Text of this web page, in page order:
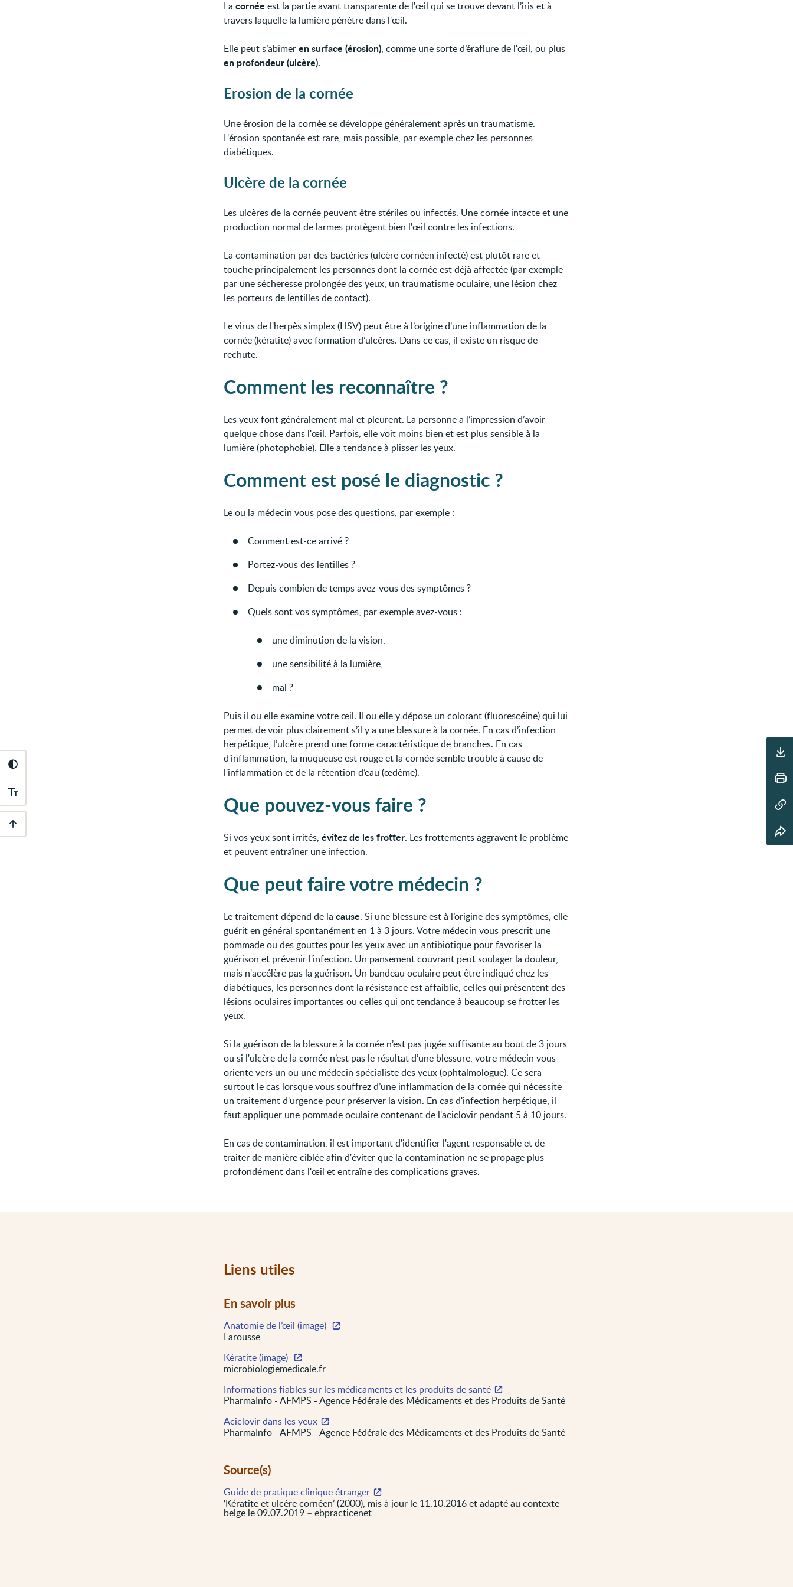
Outils
d'accessibilité
Descendre
Outils
La cornée est la partie avant transparente de l'œil qui se trouve devant l’iris et à
travers laquelle la lumière pénètre dans l'œil.
Elle peut s’abîmeren surface (érosion), comme une sorte d’éraflure de l'œil, ou plus
en profondeur (ulcère).
Erosion de la cornée
Une érosion de la cornée se développe généralement après un traumatisme.
L'érosion spontanée est rare, mais possible, par exemple chez les personnes
diabétiques.
Ulcère de la cornée
Les ulcères de la cornée peuvent être stériles ou infectés. Une cornée intacte et une
production normal de larmes protègent bien l'œil contre les infections.
La contamination par des bactéries (ulcère cornéen infecté) est plutôt rare et
touche principalement les personnes dont la cornée est déjà affectée (par exemple
par une sécheresse prolongée des yeux, un traumatisme oculaire, une lésion chez
les porteurs de lentilles de contact).
Le virus de l'herpès simplex (HSV) peut être à l’origine d’une inflammation de la
cornée (kératite) avec formation d’ulcères. Dans ce cas, il existe un risque de
rechute.
Comment les reconnaître ?
Les yeux font généralement mal et pleurent. La personne a l’impression d’avoir
quelque chose dans l'œil. Parfois, elle voit moins bien et est plus sensible à la
lumière (photophobie). Elle a tendance à plisser les yeux.
Comment est posé le diagnostic ?
Le ou la médecin vous pose des questions, par exemple :
Comment est-ce arrivé ?
Portez-vous des lentilles ?
Depuis combien de temps avez-vous des symptômes ?
Quels sont vos symptômes, par exemple avez-vous :
une diminution de la vision,
une sensibilité à la lumière,
mal ?
Puis il ou elle examine votre œil. Il ou elle y dépose un colorant (fluorescéine) qui lui
permet de voir plus clairement s’il y a une blessure à la cornée. En cas d’infection
herpétique, l’ulcère prend une forme caractéristique de branches. En cas
d'inflammation, la muqueuse est rouge et la cornée semble trouble à cause de
l'inflammation et de la rétention d’eau (œdème).
Que pouvez-vous faire ?
Si vos yeux sont irrités, évitez de les frotter. Les frottements aggravent le problème
et peuvent entraîner une infection.
Que peut faire votre médecin ?
Le traitement dépend de la cause. Si une blessure est à l’origine des symptômes, elle
guérit en général spontanément en 1 à 3 jours. Votre médecin vous prescrit une
pommade ou des gouttes pour les yeux avec un antibiotique pour favoriser la
guérison et prévenir l'infection. Un pansement couvrant peut soulager la douleur,
mais n'accélère pas la guérison. Un bandeau oculaire peut être indiqué chez les
diabétiques, les personnes dont la résistance est affaiblie, celles qui présentent des
lésions oculaires importantes ou celles qui ont tendance à beaucoup se frotter les
yeux.
Si la guérison de la blessure à la cornée n’est pas jugée suffisante au bout de 3 jours
ou si l'ulcère de la cornée n’est pas le résultat d’une blessure, votre médecin vous
oriente vers un ou une médecin spécialiste des yeux (ophtalmologue). Ce sera
surtout le cas lorsque vous souffrez d’une inflammation de la cornée qui nécessite
un traitement d'urgence pour préserver la vision. En cas d'infection herpétique, il
faut appliquer une pommade oculaire contenant de l'aciclovir pendant 5 à 10 jours.
En cas de contamination, il est important d'identifier l'agent responsable et de
traiter de manière ciblée afin d'éviter que la contamination ne se propage plus
profondément dans l'œil et entraîne des complications graves.
Liens utiles
En savoir plus
Anatomie de l’œil (image)
Larousse
Kératite (image)
microbiologiemedicale.fr
Informations fiables sur les médicaments et les produits de santé
PharmaInfo - AFMPS - Agence Fédérale des Médicaments et des Produits de Santé
Aciclovir dans les yeux
PharmaInfo - AFMPS - Agence Fédérale des Médicaments et des Produits de Santé
Source(s)
Guide de pratique clinique étranger
‘Kératite et ulcère cornéen’ (2000), mis à jour le 11.10.2016 et adapté au contexte
belge le 09.07.2019 – ebpracticenet